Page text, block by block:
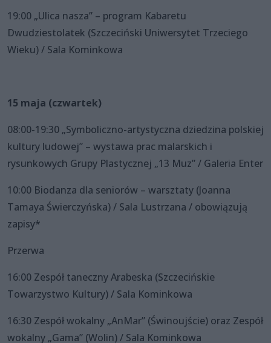
19:00 „Ulica nasza” – program Kabaretu
Dwudziestolatek (Szczeciński Uniwersytet Trzeciego
Wieku) / Sala Kominkowa
15 maja (czwartek)
08:00-19:30 „Symboliczno-artystyczna dziedzina polskiej
kultury ludowej” – wystawa prac malarskich i
rysunkowych Grupy Plastycznej „13 Muz” / Galeria Enter
10:00 Biodanza dla seniorów – warsztaty (Joanna
Tamaya Świerczyńska) / Sala Lustrzana / obowiązują
zapisy*
Przerwa
16:00 Zespół taneczny Arabeska (Szczecińskie
Towarzystwo Kultury) / Sala Kominkowa
16:30 Zespół wokalny „AnMar” (Świnoujście) oraz Zespół
wokalny „Gama” (Wolin) / Sala Kominkowa